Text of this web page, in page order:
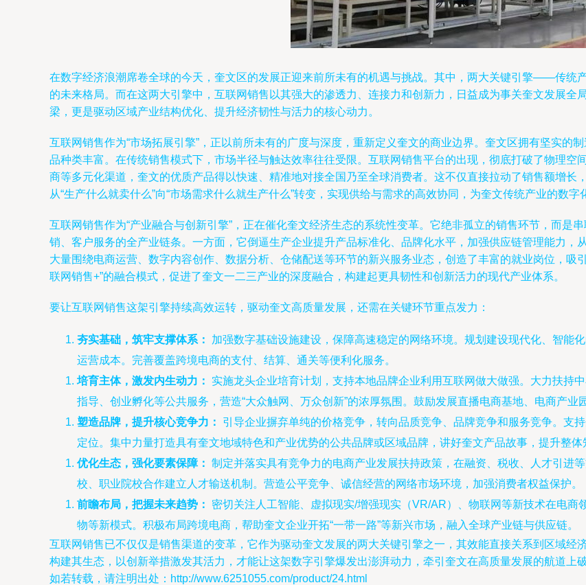
在数字经济浪潮席卷全球的今天，奎文区的发展正迎来前所未有的机遇与挑战。其中，两大关键引擎——传统
的未来格局。而在这两大引擎中，互联网销售以其强大的渗透力、连接力和创新力，日益成为事关奎文发展全
梁，更是驱动区域产业结构优化、提升经济韧性与活力的核心动力。
互联网销售作为“市场拓展引擎”，正以前所未有的广度与深度，重新定义奎文的商业边界。奎文区拥有坚实的
品种类丰富。在传统销售模式下，市场半径与触达效率往往受限。互联网销售平台的出现，彻底打破了物理
商等多元化渠道，奎文的优质产品得以快速、精准地对接全国乃至全球消费者。这不仅直接拉动了销售额增长
从“生产什么就卖什么”向“市场需求什么就生产什么”转变，实现供给与需求的高效协同，为奎文传统产业的数字
互联网销售作为“产业融合与创新引擎”，正在催化奎文经济生态的系统性变革。它绝非孤立的销售环节，而是
销、客户服务的全产业链条。一方面，它倒逼生产企业提升产品标准化、品牌化水平，加强供应链管理能力，
大量围绕电商运营、数字内容创作、数据分析、仓储配送等环节的新兴服务业态，创造了丰富的就业岗位，吸
联网销售+”的融合模式，促进了奎文一二三产业的深度融合，构建起更具韧性和创新活力的现代产业体系。
要让互联网销售这架引擎持续高效运转，驱动奎文高质量发展，还需在关键环节重点发力：
夯实基础，筑牢支撑体系：
加强数字基础设施建设，保障高速稳定的网络环境。规划建设现代化、智能
运营成本。完善覆盖跨境电商的支付、结算、通关等便利化服务。
培育主体，激发内生动力：
实施龙头企业培育计划，支持本地品牌企业利用互联网做大做强。大力扶持
指导、创业孵化等公共服务，营造“大众触网、万众创新”的浓厚氛围。鼓励发展直播电商基地、电商产业
塑造品牌，提升核心竞争力：
引导企业摒弃单纯的价格竞争，转向品质竞争、品牌竞争和服务竞争。支
定位。集中力量打造具有奎文地域特色和产业优势的公共品牌或区域品牌，讲好奎文产品故事，提升整体
优化生态，强化要素保障： 制定并落实具有竞争力的电商产业发展扶持政策，在融资、税收、人才引进
校、职业院校合作建立人才输送机制。营造公平竞争、诚信经营的网络市场环境，加强消费者权益保护。
前瞻布局，把握未来趋势：
密切关注人工智能、虚拟现实/增强现实（VR/AR）、物联网等新技术在电
物等新模式。积极布局跨境电商，帮助奎文企业开拓“一带一路”等新兴市场，融入全球产业链与供应链。
互联网销售已不仅仅是销售渠道的变革，它作为驱动奎文发展的两大关键引擎之一，其效能直接关系到区域经
构建其生态，以创新举措激发其活力，才能让这架数字引擎爆发出澎湃动力，牵引奎文在高质量发展的航道上
如若转载，请注明出处：http://www.6251055.com/product/24.html